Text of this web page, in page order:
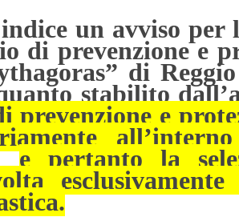
un avviso per
di prevenzione e
di
stabilito
prevenzione e
all’interno
e pertanto la